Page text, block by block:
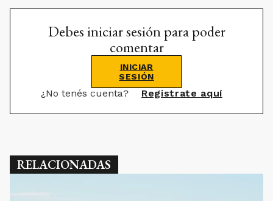
Debes iniciar sesión para poder
comentar
INICIAR
SESIÓN
¿No tenés cuenta? Registrate aquí
RELACIONADAS